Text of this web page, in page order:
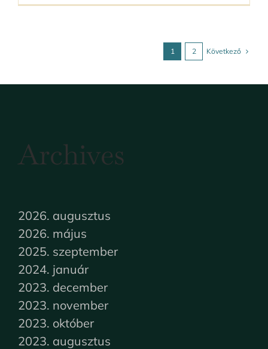
1 2 Következő
Archives
2026. augusztus
2026. május
2025. szeptember
2024. január
2023. december
2023. november
2023. október
2023. augusztus